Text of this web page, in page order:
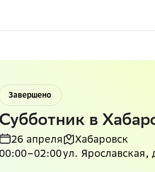
Завершено
Субботник в
Хабаровск
ул. Ярославская,
26 апреля
00:00–02:00